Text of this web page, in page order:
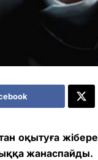
оқытуға
жанаспайды.